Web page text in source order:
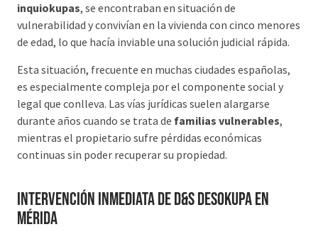
inquiokupas, se encontraban en situación de
vulnerabilidad y convivían en la vivienda con cinco menores
de edad, lo que hacía inviable una solución judicial rápida.
Esta situación, frecuente en muchas ciudades españolas,
es especialmente compleja por el componente social y
legal que conlleva. Las vías jurídicas suelen alargarse
durante años cuando se trata de familias vulnerables,
mientras el propietario sufre pérdidas económicas
continuas sin poder recuperar su propiedad.
Intervención inmediata de D&S Desokupa en
Mérida